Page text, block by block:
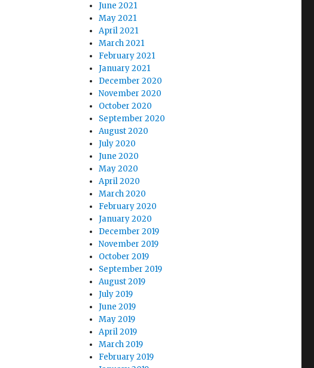
June 2021
May 2021
April 2021
March 2021
February 2021
January 2021
December 2020
November 2020
October 2020
September 2020
August 2020
July 2020
June 2020
May 2020
April 2020
March 2020
February 2020
January 2020
December 2019
November 2019
October 2019
September 2019
August 2019
July 2019
June 2019
May 2019
April 2019
March 2019
February 2019